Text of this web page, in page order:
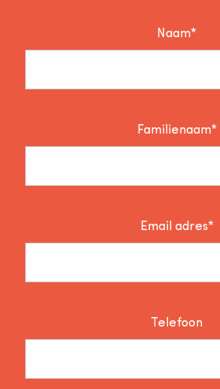
Naam*
Familienaam*
Email adres*
Telefoon